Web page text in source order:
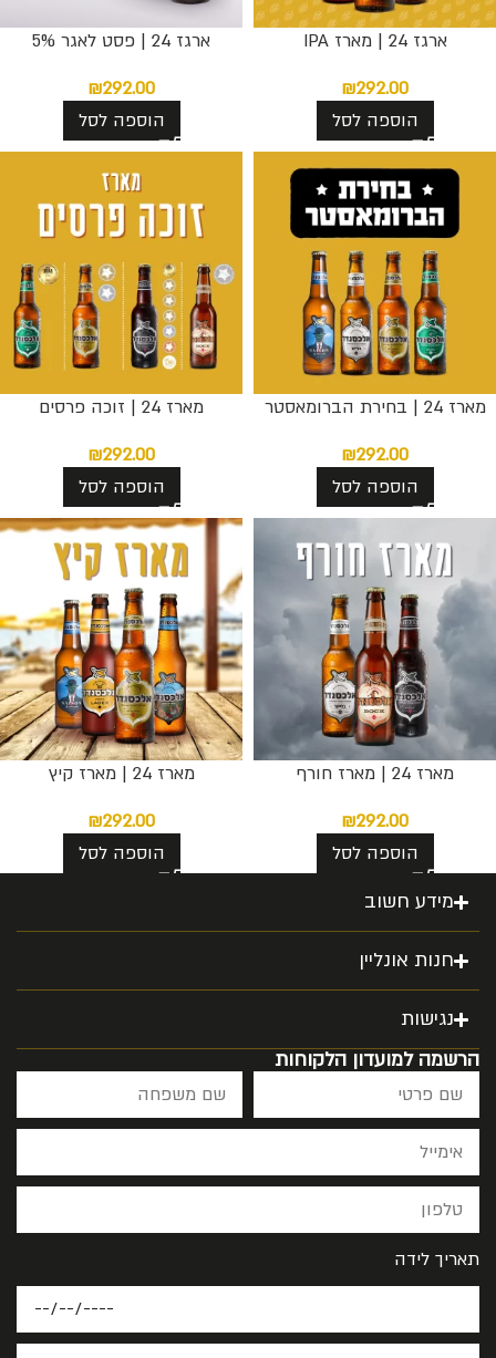
ארגז 24 | מארז IPA
₪292.00
הוספה לסל
ארגז 24 | פסט לאגר 5%
₪292.00
הוספה לסל
מארז 24 | בחירת הברומאסטר
₪292.00
הוספה לסל
מארז 24 | זוכה פרסים
₪292.00
הוספה לסל
מארז 24 | מארז חורף
₪292.00
הוספה לסל
מארז 24 | מארז קיץ
₪292.00
הוספה לסל
מידע חשוב
חנות אונליין
נגישות
הרשמה למועדון הלקוחות
תאריך לידה